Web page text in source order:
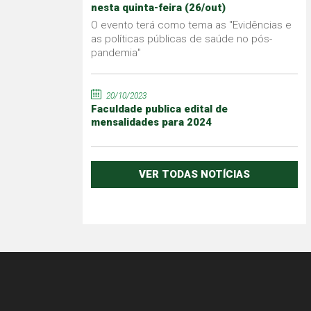
nesta quinta-feira (26/out)
O evento terá como tema as "Evidências e
as políticas públicas de saúde no pós-
pandemia"
20/10/2023
Faculdade publica edital de
mensalidades para 2024
VER TODAS NOTÍCIAS